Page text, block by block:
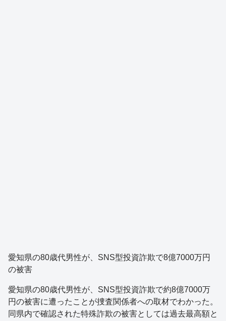
愛知県の80歳代男性が、SNS型投資詐欺で8億7000万円
の被害
愛知県の80歳代男性が、SNS型投資詐欺で約8億7000万
円の被害に遭ったことが捜査関係者への取材でわかった。
同県内で確認された特殊詐欺の被害としては過去最高額と